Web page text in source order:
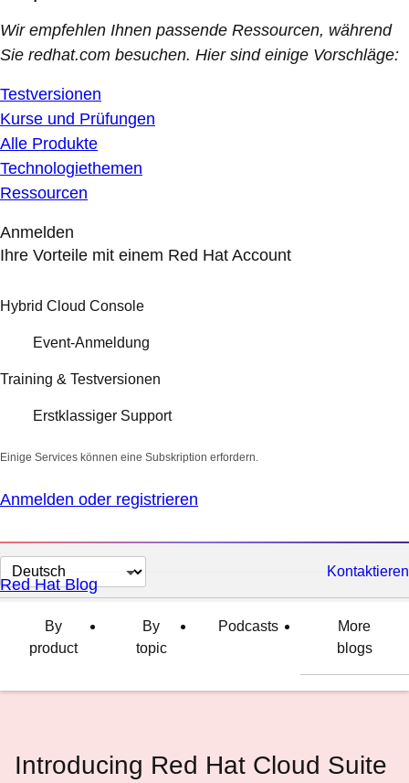
Wir empfehlen Ihnen passende Ressourcen, während
Sie redhat.com besuchen. Hier sind einige Vorschläge:
Testversionen
Kurse und Prüfungen
Alle Produkte
Technologiethemen
Ressourcen
Anmelden
Ihre Vorteile mit einem Red Hat Account
Hybrid Cloud Console
Event-Anmeldung
Training & Testversionen
Erstklassiger Support
Einige Services können eine Subskription erfordern.
Anmelden oder registrieren
Sprache
auswählen
Kontaktieren
Red Hat Blog
By
product
By
topic
Podcasts
More
blogs
Introducing Red Hat Cloud Suite